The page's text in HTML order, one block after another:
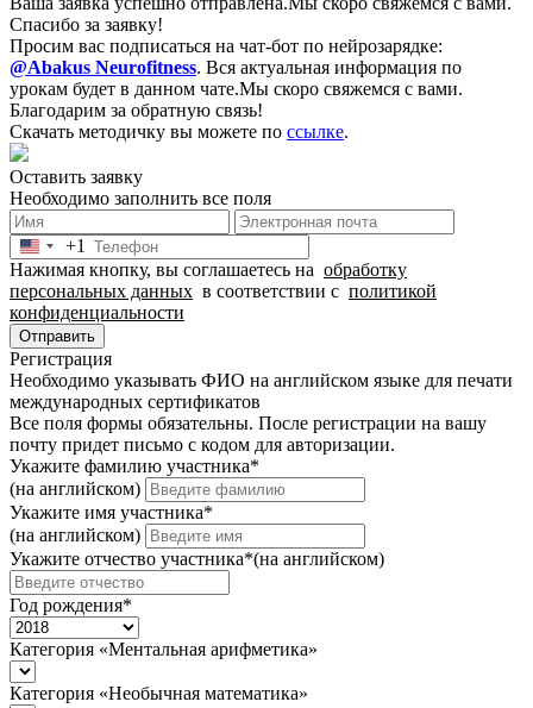
Спасибо за заявку!
Просим вас подписаться на чат-бот по нейрозарядке:
@Abakus Neurofitness. Вся актуальная информация по
урокам будет в данном чате.Мы скоро свяжемся с вами.
Благодарим за обратную связь!
Скачать методичку вы можете по ссылке.
Оставить заявку
Необходимо заполнить все поля
United
States
+1
+1
Нажимая кнопку, вы соглашаетесь на обработку
персональных данных в соответствии с политикой
конфиденциальности
Отправить
Регистрация
Необходимо указывать ФИО на английском языке для печати
международных сертификатов
Все поля формы обязательны. После регистрации на вашу
почту придет письмо c кодом для авторизации.
Укажите фамилию участника*
(на английском)
Укажите имя участника*
(на английском)
Укажите отчество участника*(на английском)
Год рождения*
Категория «Ментальная арифметика»
Категория «Необычная математика»